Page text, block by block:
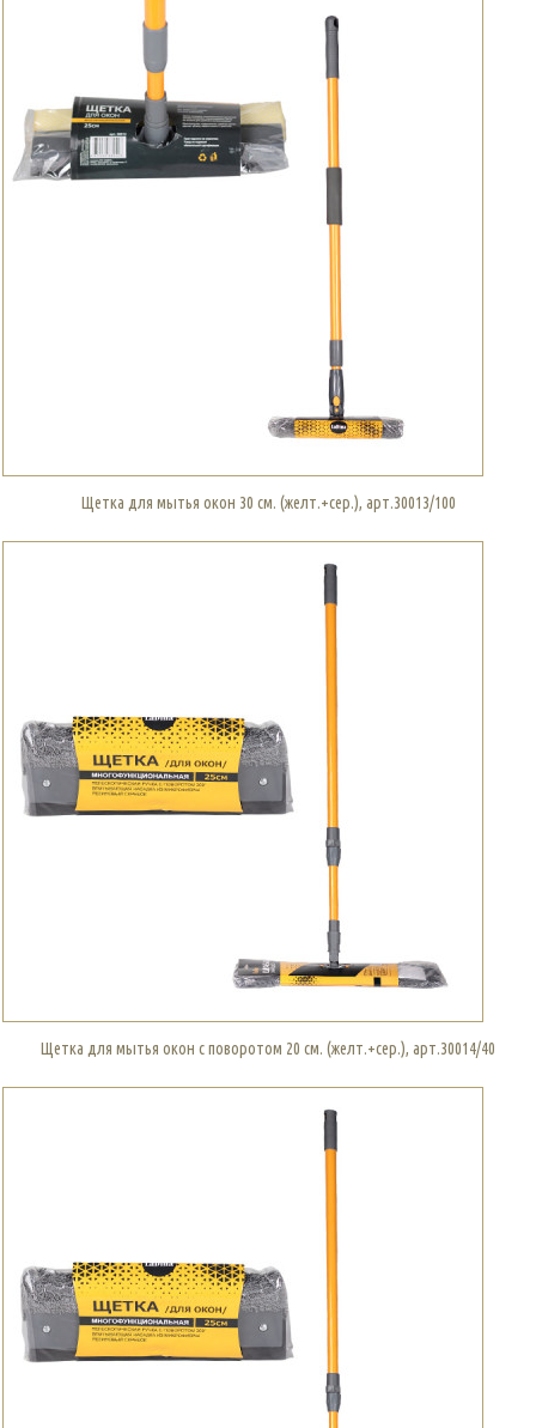
Щетка для мытья окон 30 см. (желт.+сер.), арт.30013/100
Щетка для мытья окон с поворотом 20 см. (желт.+сер.), арт.30014/40